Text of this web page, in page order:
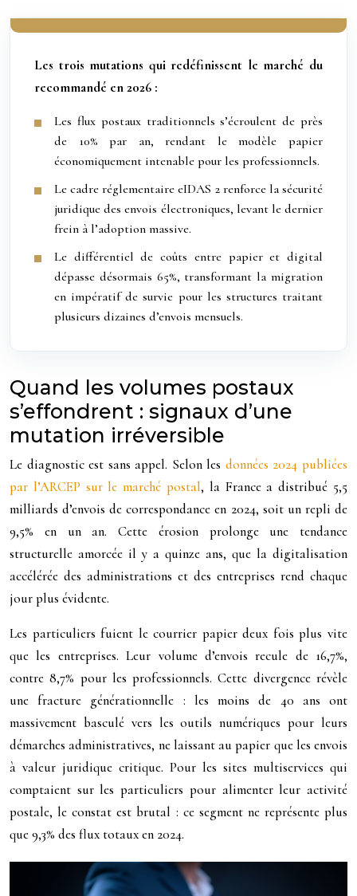
Les trois mutations qui redéfinissent le marché du
recommandé en 2026 :
Les flux postaux traditionnels s’écroulent de près
de 10% par an, rendant le modèle papier
économiquement intenable pour les professionnels.
Le cadre réglementaire eIDAS 2 renforce la sécurité
juridique des envois électroniques, levant le dernier
frein à l’adoption massive.
Le différentiel de coûts entre papier et digital
dépasse désormais 65%, transformant la migration
en impératif de survie pour les structures traitant
plusieurs dizaines d’envois mensuels.
Quand les volumes postaux
s’effondrent : signaux d’une
mutation irréversible
Le diagnostic est sans appel. Selon les données 2024 publiées
par l’ARCEP sur le marché postal, la France a distribué 5,5
milliards d’envois de correspondance en 2024, soit un repli de
9,5% en un an. Cette érosion prolonge une tendance
structurelle amorcée il y a quinze ans, que la digitalisation
accélérée des administrations et des entreprises rend chaque
jour plus évidente.
Les particuliers fuient le courrier papier deux fois plus vite
que les entreprises. Leur volume d’envois recule de 16,7%,
contre8,7% pour les professionnels. Cette divergence révèle
une fracture générationnelle : les moins de 40 ans ont
massivement basculé vers les outils numériques pour leurs
démarches administratives, ne laissant au papier que les envois
à valeur juridique critique. Pour les sites multiservices qui
comptaient sur les particuliers pour alimenter leur activité
postale, le constat est brutal : ce segment ne représente plus
que 9,3% des flux totaux en 2024.